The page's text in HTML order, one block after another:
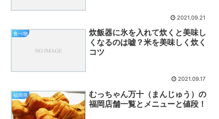
2021.09.21
食べ物
炊飯器に氷を入れて炊くと美味し
くなるのは嘘？米を美味しく炊く
コツ
2021.09.17
福岡県
むっちゃん万十（まんじゅう）の
福岡店舗一覧とメニューと値段！